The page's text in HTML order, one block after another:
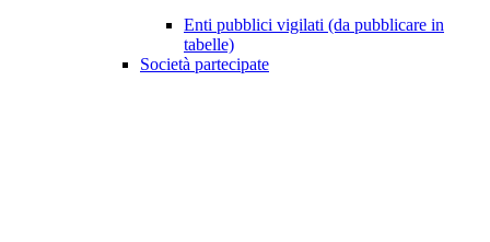
Enti pubblici vigilati (da pubblicare in
tabelle)
Società partecipate